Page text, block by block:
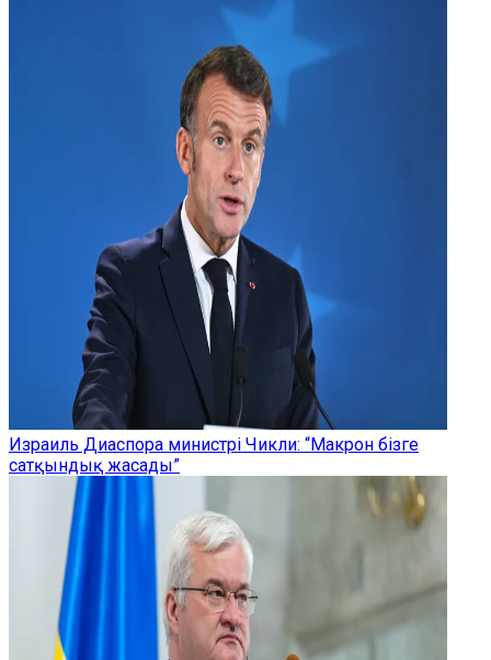
Израиль Диаспора министрі Чикли: “Макрон бізге
сатқындық жасады”